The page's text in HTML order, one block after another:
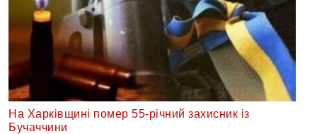
На Харківщині помер 55-річний захисник із
Бучаччини